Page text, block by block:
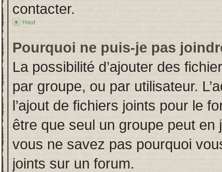
contacter.
Haut
Pourquoi ne puis-je pas
La possibilité d’ajouter des
par groupe, ou par utilisateur.
l’ajout de fichiers joints pour le
être que seul un groupe peut en
vous ne savez pas pourquoi
joints sur un forum.